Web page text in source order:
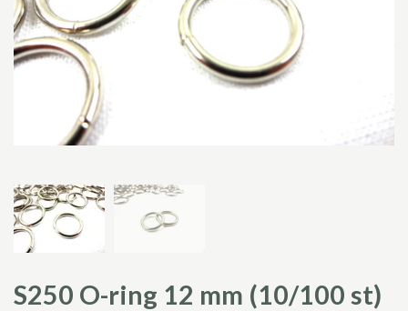
S250 O-ring 12 mm (10/100 st)